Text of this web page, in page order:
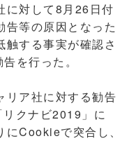
に対して8月26日付
告等の原因となった
する事実が確認さ
を行った。
リア社に対する勧告
クナビ2019」に
Cookieで突合し、